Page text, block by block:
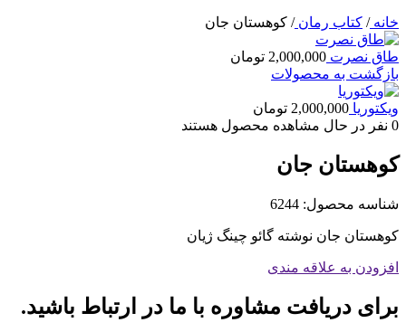
خانه/ کتاب رمان/ کوهستان جان
طاق نصرت 2,000,000 تومان
بازگشت به محصولات
ویکتوریا 2,000,000 تومان
0 نفر در حال مشاهده محصول هستند
کوهستان جان
شناسه محصول: 6244
کوهستان جان نوشته گائو چینگ ژیان
افزودن به علاقه مندی
برای دریافت مشاوره با ما در ارتباط باشید.